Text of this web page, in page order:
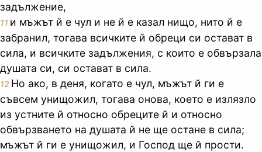
задължение,
11 и мъжът й е чул и не й е казал нищо, нито й е
забранил, тогава всичките й обреци си остават в
сила, и всичките задължения, с които е обвързала
душата си, си остават в сила.
12 Но ако, в деня, когато е чул, мъжът й ги е
съвсем унищожил, тогава онова, което е излязло
из устните й относно обреците й и относно
обвързването на душата й не ще остане в сила;
мъжът й ги е унищожил, и Господ ще й прости.